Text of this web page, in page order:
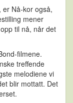
Nå-kor også,
mener
til nå, når det
filmene.
treffende
melodiene vi
blir mottatt. Det